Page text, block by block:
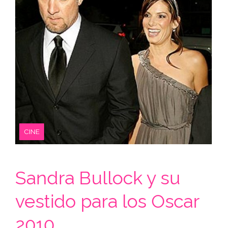
CINE
Sandra Bullock y su
vestido para los Oscar